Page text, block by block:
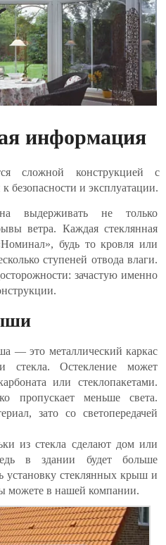
информация
сложной конструкцией с
и эксплуатации.
выдерживать не только
ветра. Каждая стеклянная
будь то кровля или
ступеней отвода влаги.
зачастую именно
— это металлический каркас
стекла. Остекление может
или стеклопакетами.
пропускает меньше света.
зато со светопередачей
из стекла сделают дом или
в здании будет больше
установку стеклянных крыш и
можете в нашей компании.